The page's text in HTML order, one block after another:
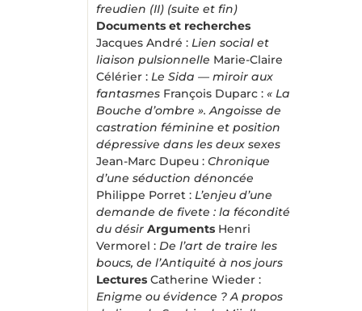
freudien (II) (suite et fin)
Documents et recherches
Jacques André : Lien social et
liaison pulsionnelle Marie-Claire
Célérier : Le Sida — miroir aux
fantasmes François Duparc : « La
Bouche d’ombre ». Angoisse de
castration féminine et position
dépressive dans les deux sexes
Jean-Marc Dupeu : Chronique
d’une séduction dénoncée
Philippe Porret : L’enjeu d’une
demande de fivete : la fécondité
du désir Arguments Henri
Vermorel : De l’art de traire les
boucs, de l’Antiquité à nos jours
Lectures Catherine Wieder :
Enigme ou évidence ? A propos